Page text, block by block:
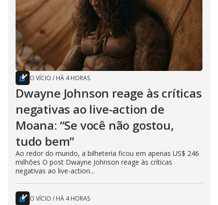
O VÍCIO / HÁ 4 HORAS
Dwayne Johnson reage às críticas
negativas ao live-action de
Moana: “Se você não gostou,
tudo bem”
Ao redor do mundo, a bilheteria ficou em apenas US$ 246
milhões O post Dwayne Johnson reage às críticas
negativas ao live-action...
O VÍCIO / HÁ 4 HORAS